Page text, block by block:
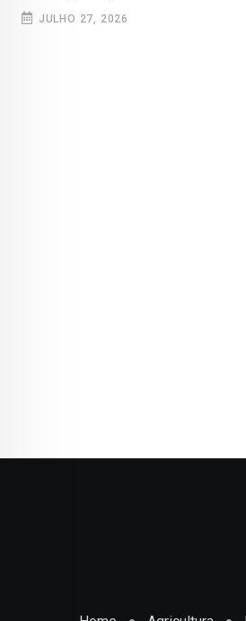
JULHO 27, 2026